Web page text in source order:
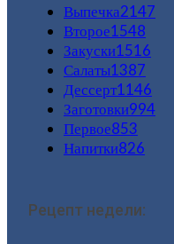
Выпечка2147
Второе1548
Закуски1516
Салаты1387
Дессерт1146
Заготовки994
Первое853
Напитки826
Рецепт недели: